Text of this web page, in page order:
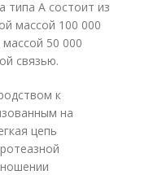
типа А состоит из
массой 100 000
50 000
связью.
к
на
цепь